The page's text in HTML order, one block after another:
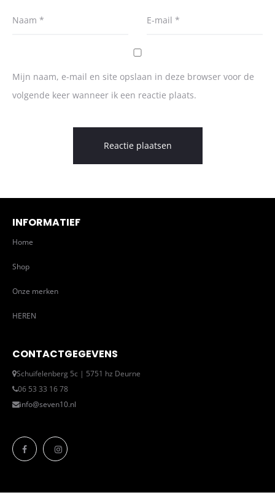
Naam * E-mail *
Mijn naam, e-mail en site opslaan in deze browser voor de
volgende keer wanneer ik een reactie plaats.
INFORMATIEF
Home
Shop
Onze merken
HEREN
CONTACTGEGEVENS
Schuifelenberg 5c | 5751 hz Deurne
06 53 33 16 78
info@seven10.nl